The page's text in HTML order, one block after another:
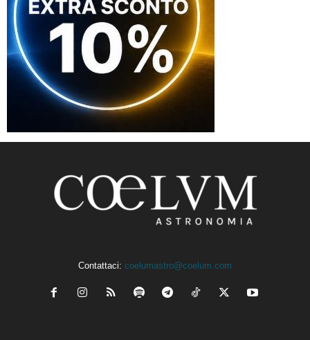
Contattaci: coelumastro@coelum.com